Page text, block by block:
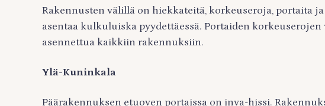
Rakennusten välillä on hiekkateitä, korkeuseroja, portaita
asentaa kulkuluiska pyydettäessä. Portaiden
asennettua kaikkiin rakennuksiin.
Ylä-Kuninkala
Päärakennuksen etuoven portaissa on inva-hissi.